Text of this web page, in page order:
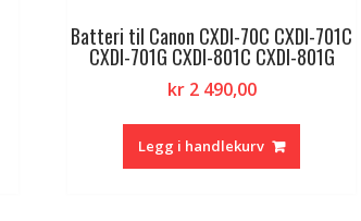
Batteri til Canon CXDI-70C CXDI-701C
CXDI-701G CXDI-801C CXDI-801G
kr2 490,00
Legg i handlekurv